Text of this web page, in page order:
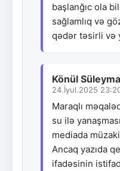
başlanğıc ola
sağlamlıq və
qədər təsirli və
Könül
24.İyul.2025
Maraqlı
su ilə
mediada
Ancaq yazıda
ifadəsinin